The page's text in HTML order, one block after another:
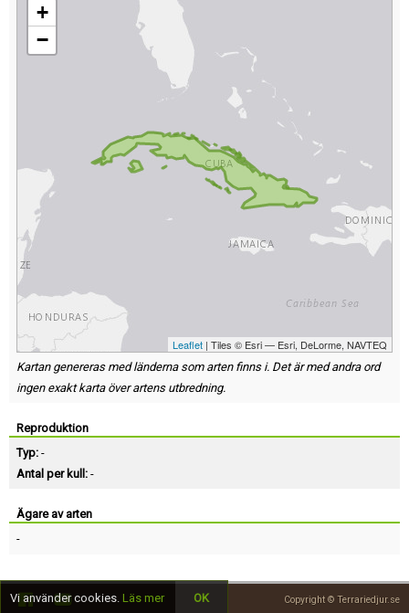
+
−
Leaflet | Tiles © Esri — Esri, DeLorme, NAVTEQ
Kartan genereras med länderna som arten finns i. Det är med andra ord
ingen exakt karta över artens utbredning.
Reproduktion
Typ: -
Antal per kull: -
Ägare av arten
-
Copyright © Terrariedjur.se
Vi använder cookies. Läs mer OK